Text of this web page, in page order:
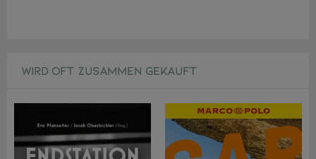
WIRD OFT ZUSAMMEN GEKAUFT